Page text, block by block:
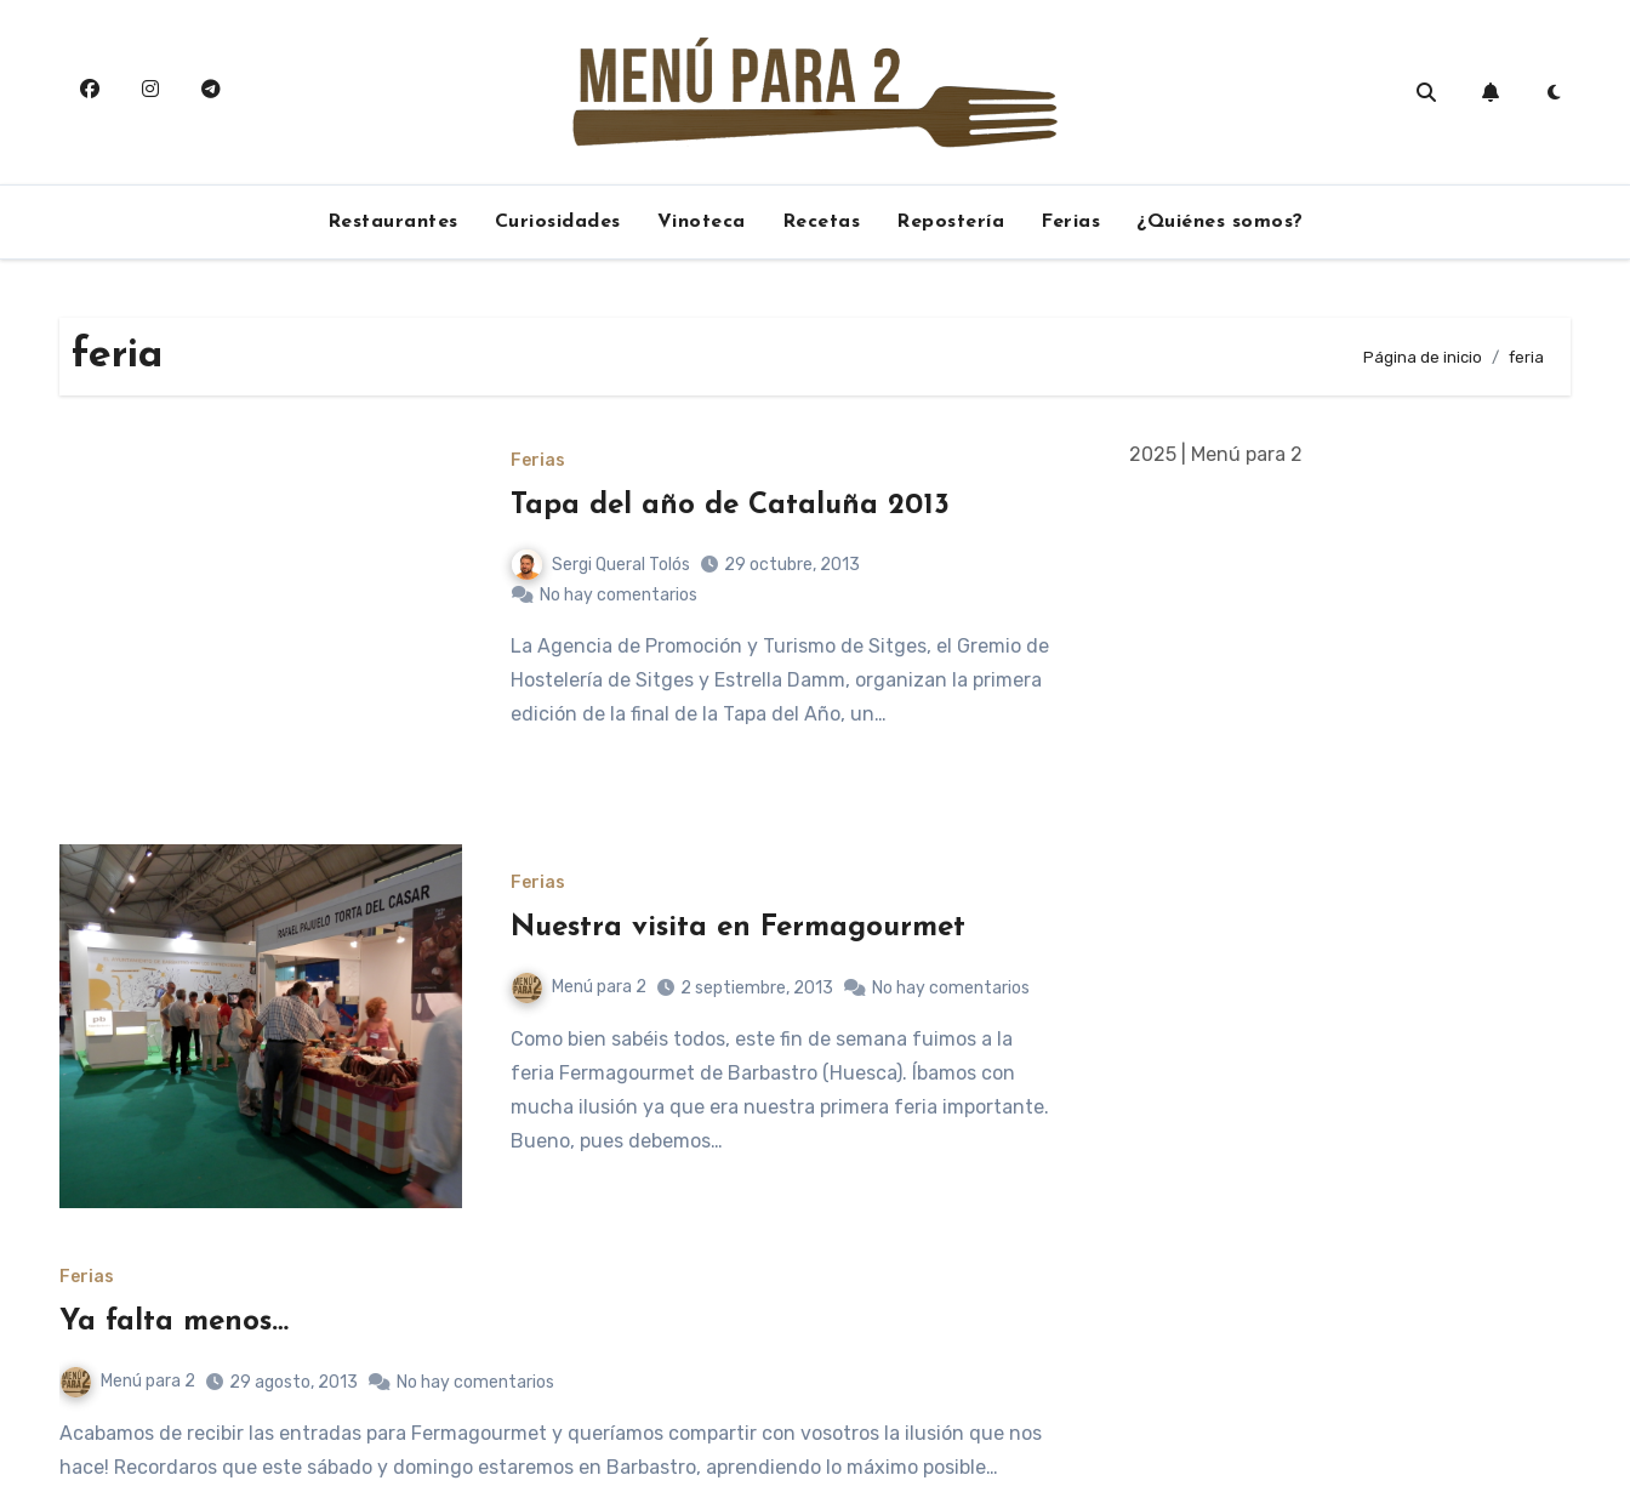
contenido
Restaurantes Curiosidades Vinoteca Recetas Repostería Ferias ¿Quiénes somos?
feria Página de inicio feria
Ferias
Tapa del año de Cataluña 2013
Sergi Queral Tolós
29 octubre, 2013
No hay comentarios
La Agencia de Promoción y Turismo de Sitges, el Gremio de
Hostelería de Sitges y Estrella Damm, organizan la primera
edición de la final de la Tapa del Año, un…
Ferias
Nuestra visita en Fermagourmet
Menú para 2 2 septiembre, 2013 No hay comentarios
Como bien sabéis todos, este fin de semana fuimos a la
feria Fermagourmet de Barbastro (Huesca). Íbamos con
mucha ilusión ya que era nuestra primera feria importante.
Bueno, pues debemos…
Ferias
Ya falta menos…
Menú para 2 29 agosto, 2013 No hay comentarios
Acabamos de recibir las entradas para Fermagourmet y queríamos compartir con vosotros la ilusión que nos
hace! Recordaros que este sábado y domingo estaremos en Barbastro, aprendiendo lo máximo posible…
2025 | Menú para 2